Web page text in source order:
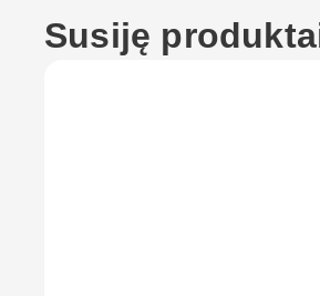
Susiję